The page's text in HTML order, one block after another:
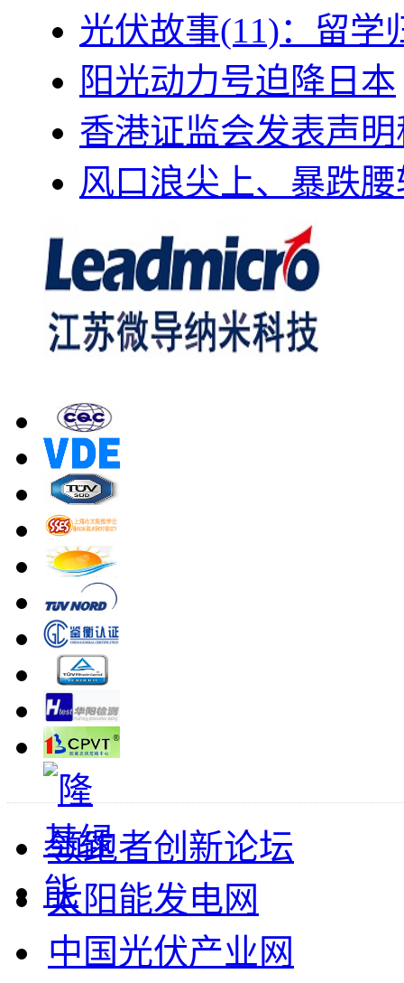
光伏故事(11)：留学
阳光动力号迫降日本
香港证监会发表声
风口浪尖上、暴跌
领跑者创新论坛
太阳能发电网
中国光伏产业网